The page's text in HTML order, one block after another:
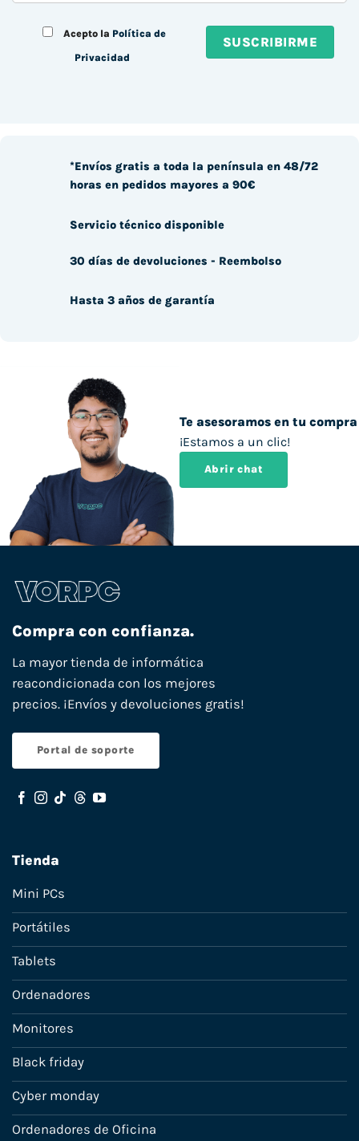
Acepto la Política de
Privacidad
Te asesoramos en tu compra
¡Estamos a un clic!
Abrir chat
*Envíos gratis a toda la península en 48/72
horas en pedidos mayores a 90€
Servicio técnico disponible
30 días de devoluciones - Reembolso
Hasta 3 años de garantía
Compra con confianza.
La mayor tienda de informática
reacondicionada con los mejores
precios. ¡Envíos y devoluciones gratis!
Portal de soporte
Tienda
Mini PCs
Portátiles
Tablets
Ordenadores
Monitores
Black friday
Cyber monday
Ordenadores de Oficina